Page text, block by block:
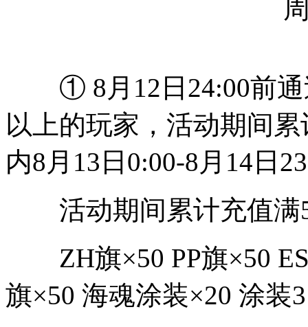
① 8月12日24:00前通
以上的玩家，活动期间
内8月13日0:00-8月14日
活动期间累计充值满
ZH旗×50 PP旗×50
旗×50 海魂涂装×20 涂装